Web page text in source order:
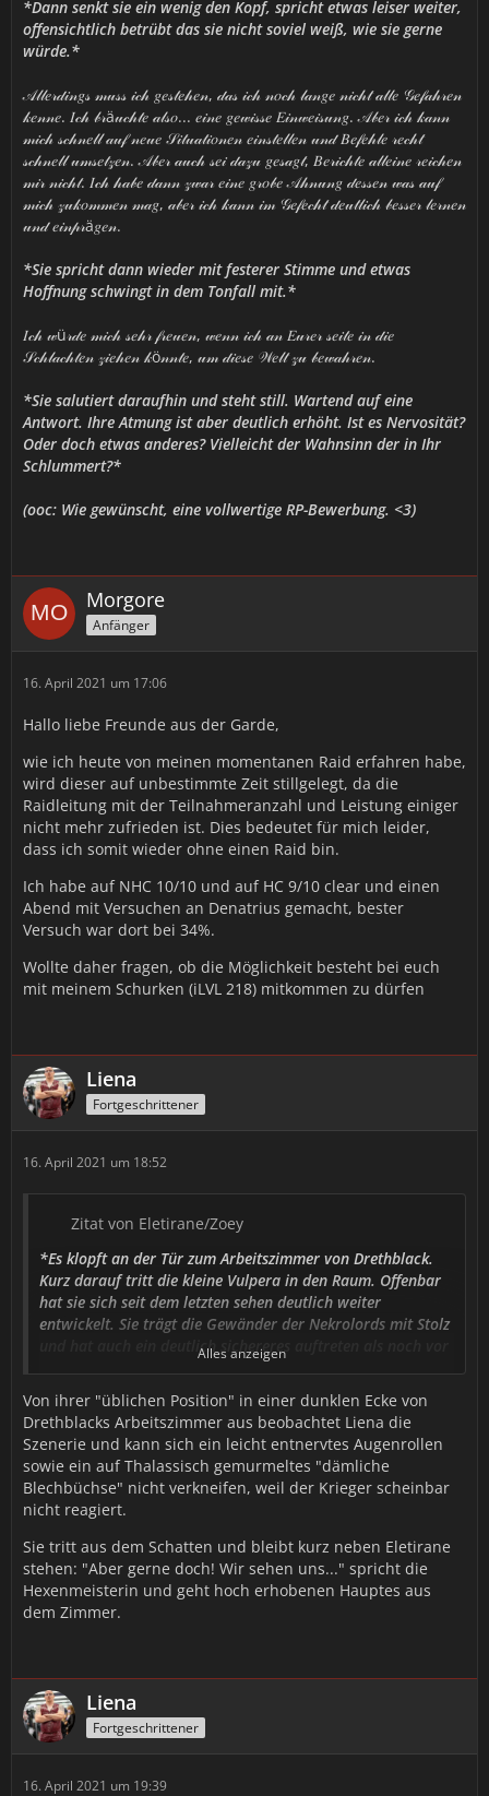
*Dann senkt sie ein wenig den Kopf, spricht etwas leiser weiter,
offensichtlich betrübt das sie nicht soviel weiß, wie sie gerne
würde.*
𝒜𝓁𝓁𝑒𝓇𝒹𝒾𝓃𝑔𝓈 𝓂𝓊𝓈𝓈 𝒾𝒸𝒽 𝑔𝑒𝓈𝓉𝑒𝒽𝑒𝓃, 𝒹𝒶𝓈 𝒾𝒸𝒽 𝓃𝑜𝒸𝒽 𝓁𝒶𝓃𝑔𝑒 𝓃𝒾𝒸𝒽𝓉 𝒶𝓁𝓁𝑒 𝒢𝑒𝒻𝒶𝒽𝓇𝑒𝓃
𝓀𝑒𝓃𝓃𝑒. 𝐼𝒸𝒽 𝒷𝓇ä𝓊𝒸𝒽𝓉𝑒 𝒶𝓁𝓈𝑜... 𝑒𝒾𝓃𝑒 𝑔𝑒𝓌𝒾𝓈𝓈𝑒 𝐸𝒾𝓃𝓌𝑒𝒾𝓈𝓊𝓃𝑔. 𝒜𝒷𝑒𝓇 𝒾𝒸𝒽 𝓀𝒶𝓃𝓃
𝓂𝒾𝒸𝒽 𝓈𝒸𝒽𝓃𝑒𝓁𝓁 𝒶𝓊𝒻 𝓃𝑒𝓊𝑒 𝒮𝒾𝓉𝓊𝒶𝓉𝒾𝑜𝓃𝑒𝓃 𝑒𝒾𝓃𝓈𝓉𝑒𝓁𝓁𝑒𝓃 𝓊𝓃𝒹 𝐵𝑒𝒻𝑒𝒽𝓁𝑒 𝓇𝑒𝒸𝒽𝓉
𝓈𝒸𝒽𝓃𝑒𝓁𝓁 𝓊𝓂𝓈𝑒𝓉𝓏𝑒𝓃. 𝒜𝒷𝑒𝓇 𝒶𝓊𝒸𝒽 𝓈𝑒𝒾 𝒹𝒶𝓏𝓊 𝑔𝑒𝓈𝒶𝑔𝓉, 𝐵𝑒𝓇𝒾𝒸𝒽𝓉𝑒 𝒶𝓁𝓁𝑒𝒾𝓃𝑒 𝓇𝑒𝒾𝒸𝒽𝑒𝓃
𝓂𝒾𝓇 𝓃𝒾𝒸𝒽𝓉. 𝐼𝒸𝒽 𝒽𝒶𝒷𝑒 𝒹𝒶𝓃𝓃 𝓏𝓌𝒶𝓇 𝑒𝒾𝓃𝑒 𝑔𝓇𝑜𝒷𝑒 𝒜𝒽𝓃𝓊𝓃𝑔 𝒹𝑒𝓈𝓈𝑒𝓃 𝓌𝒶𝓈 𝒶𝓊𝒻
𝓂𝒾𝒸𝒽 𝓏𝓊𝓀𝑜𝓂𝓂𝑒𝓃 𝓂𝒶𝑔, 𝒶𝒷𝑒𝓇 𝒾𝒸𝒽 𝓀𝒶𝓃𝓃 𝒾𝓂 𝒢𝑒𝒻𝑒𝒸𝒽𝓉 𝒹𝑒𝓊𝓉𝓁𝒾𝒸𝒽 𝒷𝑒𝓈𝓈𝑒𝓇 𝓁𝑒𝓇𝓃𝑒𝓃
𝓊𝓃𝒹 𝑒𝒾𝓃𝓅𝓇ä𝑔𝑒𝓃.
*Sie spricht dann wieder mit festerer Stimme und etwas
Hoffnung schwingt in dem Tonfall mit.*
𝐼𝒸𝒽 𝓌ü𝓇𝒹𝑒 𝓂𝒾𝒸𝒽 𝓈𝑒𝒽𝓇 𝒻𝓇𝑒𝓊𝑒𝓃, 𝓌𝑒𝓃𝓃 𝒾𝒸𝒽 𝒶𝓃 𝐸𝓊𝓇𝑒𝓇 𝓈𝑒𝒾𝓉𝑒 𝒾𝓃 𝒹𝒾𝑒
𝒮𝒸𝒽𝓁𝒶𝒸𝒽𝓉𝑒𝓃 𝓏𝒾𝑒𝒽𝑒𝓃 𝓀ö𝓃𝓃𝓉𝑒, 𝓊𝓂 𝒹𝒾𝑒𝓈𝑒 𝒲𝑒𝓁𝓉 𝓏𝓊 𝒷𝑒𝓌𝒶𝒽𝓇𝑒𝓃.
*Sie salutiert daraufhin und steht still. Wartend auf eine
Antwort. Ihre Atmung ist aber deutlich erhöht. Ist es Nervosität?
Oder doch etwas anderes? Vielleicht der Wahnsinn der in Ihr
Schlummert?*
(ooc: Wie gewünscht, eine vollwertige RP-Bewerbung. <3)
Morgore
Anfänger
16. April 2021 um 17:06
Hallo liebe Freunde aus der Garde,
wie ich heute von meinen momentanen Raid erfahren habe,
wird dieser auf unbestimmte Zeit stillgelegt, da die
Raidleitung mit der Teilnahmeranzahl und Leistung einiger
nicht mehr zufrieden ist. Dies bedeutet für mich leider,
dass ich somit wieder ohne einen Raid bin.
Ich habe auf NHC 10/10 und auf HC 9/10 clear und einen
Abend mit Versuchen an Denatrius gemacht, bester
Versuch war dort bei 34%.
Wollte daher fragen, ob die Möglichkeit besteht bei euch
mit meinem Schurken (iLVL 218) mitkommen zu dürfen
Liena
Fortgeschrittener
16. April 2021 um 18:52
Zitat von Eletirane/Zoey
*Es klopft an der Tür zum Arbeitszimmer von Drethblack.
Kurz darauf tritt die kleine Vulpera in den Raum. Offenbar
hat sie sich seit dem letzten sehen deutlich weiter
entwickelt. Sie trägt die Gewänder der Nekrolords mit Stolz
und hat auch ein deutlich sichereres auftreten als noch vor
einiger Zeit. Sie Räuspert sich einmal, und spricht mit der
bekannten tiefen Stimme.*
𝒢𝓊𝓉𝑒𝓃 𝒯𝒶𝑔 𝐻𝑒𝓇𝓇 𝒟𝓇𝑒𝓉𝒽𝒷𝓁𝒶𝒸𝓀. 𝐼𝒸𝒽 𝒽𝒶𝒷𝑒 𝑔𝑒𝒽ö𝓇𝓉 𝒾𝒸𝒽 𝓈𝑜𝓁𝓁 𝒷𝑒𝒾 𝐼𝒽𝓃𝑒𝓃
𝒱𝑜𝓇𝓈𝓉𝑒𝓁𝓁𝒾𝑔 𝓌𝑒𝓇𝒹𝑒𝓃, 𝒹𝒶 𝒾𝒸𝒽 𝒹𝒾𝑒 𝒲𝑒𝓁𝓉 𝓋𝑜𝓇 𝑔𝓇öß𝑒𝓇𝑒𝓃 𝒢𝑒𝒻𝒶𝒽𝓇𝑒𝓃
𝓈𝒸𝒽ü𝓉𝓏𝑒𝓃 𝓂ö𝒸𝒽𝓉𝑒, 𝓊𝓃𝒹 𝓂𝒾𝓇 𝓌𝓊𝓇𝒹𝑒 𝓏𝓊𝑔𝑒𝓉𝓇𝒶𝑔𝑒𝓃 𝒹𝒶𝓈 𝓈𝒾𝑒 𝒹𝑒𝓇
𝐵𝑒𝒻𝑒𝒽𝓁𝓈𝒽𝒶𝒷𝑒𝓇 𝓈𝒾𝓃𝒹 𝒻ü𝓇 𝒹𝒾𝑒 𝐸𝒾𝓃𝒽𝑒𝒾𝓉 𝒹𝑒𝓇 𝒽ö𝒽𝑒𝓇𝑒𝓃 𝑔𝑒𝒻𝒶𝒽𝓇𝑒𝓃 𝒹𝑒𝓇
𝒮𝒸𝒽𝒶𝓉𝓉𝑒𝓃𝓁𝒶𝓃𝒹𝑒. 𝐼𝒸𝒽 𝓂ö𝒸𝒽𝓉𝑒 𝑔𝑒𝓇𝓃𝑒 𝓂𝑒𝒾𝓃𝑒 𝑀𝒶𝑔𝒾𝑒 𝒹𝑒𝓇 𝒮𝒸𝒽𝒶𝓉𝓉𝑒𝓃 𝓊𝓃𝒹
𝑒𝒾𝓃 𝓌𝑒𝓃𝒾𝑔 𝒲𝒶𝒽𝓃𝓈𝒾𝓃𝓃 𝓏𝓊𝓇 𝓋𝑒𝓇𝒻ü𝑔𝓊𝓃𝑔 𝓈𝓉𝑒𝓁𝓁𝑒𝓃. 𝒮𝒾𝒸𝒽𝑒𝓇𝓁𝒾𝒸𝒽 𝒻𝓇𝒶𝑔𝑒𝓃 𝓈𝒾𝑒
𝓈𝒾𝒸𝒽 𝓌𝒶𝓈 𝒾𝒸𝒽 𝐼𝒽𝓃𝑒𝓃 𝒷𝒾𝑒𝓉𝑒𝓃 𝓀𝒶𝓃𝓃?
*Sie schaut mit festen Blick auf den hochgewachsenen
𝒩𝓊𝓃, 𝒾𝒸𝒽 𝓀𝒶𝓃𝓃 𝒹𝒾𝑒 𝒢𝑒𝒹𝒶𝓃𝓀𝑒𝓃 𝒹𝑒𝓇 𝐹𝑒𝒾𝓃𝒹𝑒 𝒶𝓃𝑔𝓇𝑒𝒾𝒻𝑒𝓃 𝓊𝓃𝒹 𝓈𝒾𝑒 𝒹𝒶𝓂𝒾𝓉
𝓈𝒸𝒽ä𝒹𝒾𝑔𝑒𝓃, 𝒾𝒸𝒽 𝓀𝒶𝓃𝓃 𝓈𝒾𝑒 𝓈𝒸𝒽𝓂𝑒𝓇𝓏𝑒𝓃 𝓈𝓅ü𝓇𝑒𝓃 𝓁𝒶𝓈𝓈𝑒𝓃, 𝒾𝒸𝒽 𝓀𝒶𝓃𝓃
𝐼𝒽𝓃𝑒𝓃 𝒹𝒾𝑒 𝐿𝑒𝒷𝑒𝓃𝓈𝓀𝓇𝒶𝒻𝓉 𝓉𝑒𝒾𝓁𝓌𝑒𝒾𝓈𝑒 𝑒𝓃𝓉𝓏𝒾𝑒𝒽𝑒𝓃. 𝒩𝒶𝓉ü𝓇𝓁𝒾𝒸𝒽 𝓀𝒶𝓃𝓃 𝒾𝒸𝒽
𝒶𝓊𝒸𝒽 𝒶𝓃𝒹𝑒𝓇𝑒𝓃 𝒶𝓃 𝒹𝒾𝑒𝓈𝑒𝓇 𝐿𝑒𝒷𝑒𝓃𝓈𝓀𝓇𝒶𝒻𝓉 𝓉𝑒𝒾𝓁𝒽𝒶𝒷𝑒𝓃 𝓁𝒶𝓈𝓈𝑒𝓃. 𝒦𝓊𝓇𝓏𝓊𝓂...
𝒾𝒸𝒽 𝓁𝒾𝑒𝒷𝑒 𝑒𝓈 𝓂𝑒𝒾𝓃𝑒 𝐹𝑒𝒾𝓃𝒹𝑒 𝓏𝓊 𝓆𝓊ä𝓁𝑒𝓃 𝓊𝓃𝒹 𝒹𝒶𝓂𝒾𝓉 𝒾𝓃 𝒹𝑒𝓃 𝒲𝒶𝒽𝓃𝓈𝒾𝓃𝓃
Alles anzeigen
Von ihrer "üblichen Position" in einer dunklen Ecke von
Drethblacks Arbeitszimmer aus beobachtet Liena die
Szenerie und kann sich ein leicht entnervtes Augenrollen
sowie ein auf Thalassisch gemurmeltes "dämliche
Blechbüchse" nicht verkneifen, weil der Krieger scheinbar
nicht reagiert.
Sie tritt aus dem Schatten und bleibt kurz neben Eletirane
stehen: "Aber gerne doch! Wir sehen uns..." spricht die
Hexenmeisterin und geht hoch erhobenen Hauptes aus
dem Zimmer.
Liena
Fortgeschrittener
16. April 2021 um 19:39